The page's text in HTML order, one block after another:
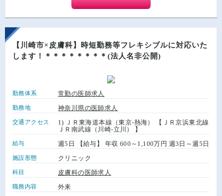
【川崎市×皮膚科】時短勤務等フレキシブルに対応いた
します！＊＊＊＊＊＊＊＊(法人名非公開)
勤務体系 常勤の医師求人
勤務地 神奈川県の医師求人
交通アクセス
1) ＪＲ東海道本線（東京-熱海） 【ＪＲ京浜東北線
ＪＲ南武線（川崎-立川） 】
給与 週5日 【給与】 年収 600～1,100万円 週3日～週5日
施設形態 クリニック
科目 皮膚科の医師求人
職務内容 外来